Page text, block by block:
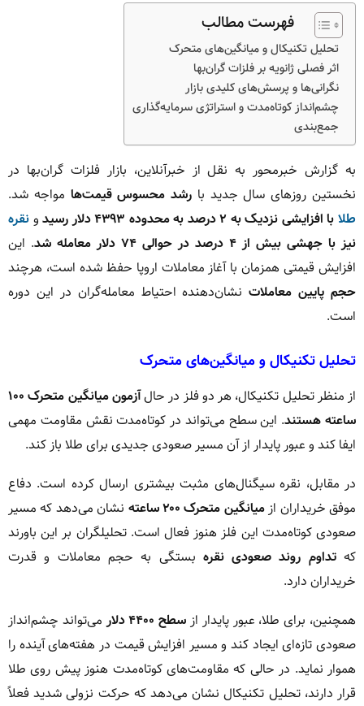
فهرست مطالب
تحلیل تکنیکال و میانگین‌های متحرک
اثر فصلی ژانویه بر فلزات گران‌بها
نگرانی‌ها و پرسش‌های کلیدی بازار
چشم‌انداز کوتاه‌مدت و استراتژی سرمایه‌گذاری
جمع‌بندی
به گزارش خبرمحور به نقل از خبرآنلاین، بازار فلزات گران‌بها در
نخستین روزهای سال جدید با رشد محسوس قیمت‌ها مواجه شد.
طلابا افزایشی نزدیک به ۲ درصد به محدوده ۴۳۹۳ دلار رسید و نقره
نیز با جهشی بیش از ۴ درصد در حوالی ۷۴ دلار معامله شد
. این
افزایش قیمتی همزمان با آغاز معاملات اروپا حفظ شده است، هرچند
حجم پایین معاملاتنشان‌دهنده احتیاط معامله‌گران در این دوره
است.
تحلیل تکنیکال و میانگین‌های متحرک
از منظر تحلیل تکنیکال، هر دو فلز در حال
آزمون میانگین متحرک ۱۰۰
ساعته هستند. این سطح می‌تواند در کوتاه‌مدت نقش مقاومت مهمی
ایفا کند و عبور پایدار از آن مسیر صعودی جدیدی برای طلا باز کند.
در مقابل، نقره سیگنال‌های مثبت بیشتری ارسال کرده است. دفاع
موفق خریداران ازمیانگین متحرک ۲۰۰ ساعته
نشان می‌دهد که مسیر
صعودی کوتاه‌مدت این فلز هنوز فعال است. تحلیلگران بر این باورند
کهتداوم روند صعودی نقره بستگی به حجم معاملات و قدرت
خریداران دارد.
همچنین، برای طلا، عبور پایدار از سطح ۴۴۰۰ دلار
می‌تواند چشم‌انداز
صعودی تازه‌ای ایجاد کند و مسیر افزایش قیمت در هفته‌های آینده را
هموار نماید. در حالی که مقاومت‌های کوتاه‌مدت هنوز پیش روی طلا
قرار دارند، تحلیل تکنیکال نشان می‌دهد که حرکت نزولی شدید فعلاً